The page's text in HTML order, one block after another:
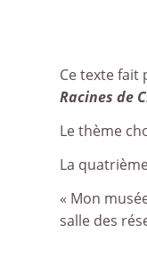
Ce texte fait
Racines de
Le thème
La
« Mon
salle des